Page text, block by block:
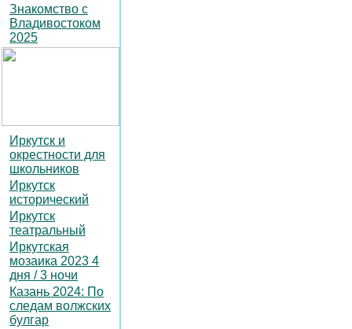
Знакомство с
Владивостоком
2025
Иркутск и
окрестности для
школьников
Иркутск
исторический
Иркутск
театральный
Иркутская
мозаика 2023 4
дня / 3 ночи
Казань 2024: По
следам волжских
булгар